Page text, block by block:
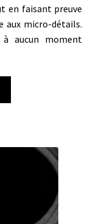
en faisant preuve
aux micro-détails.
aucun moment